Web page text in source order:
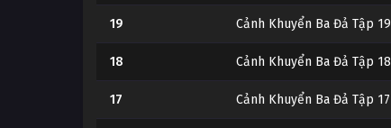
19 Cảnh Khuyển Ba Đả Tập 19
18 Cảnh Khuyển Ba Đả Tập 18
17 Cảnh Khuyển Ba Đả Tập 17